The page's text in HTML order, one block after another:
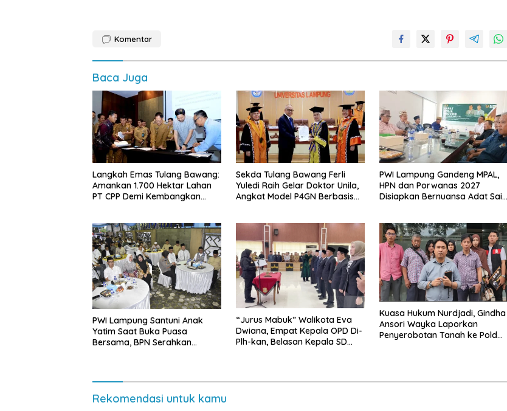
Komentar
Baca Juga
Langkah Emas Tulang Bawang:
Amankan 1.700 Hektar Lahan
PT CPP Demi Kembangkan
Sekda Tulang Bawang Ferli
Yuledi Raih Gelar Doktor Unila,
Angkat Model P4GN Berbasis
PWI Lampung Gandeng MPAL,
HPN dan Porwanas 2027
Disiapkan Bernuansa Adat Sai
PWI Lampung Santuni Anak
Yatim Saat Buka Puasa
Bersama, BPN Serahkan
“Jurus Mabuk” Walikota Eva
Dwiana, Empat Kepala OPD Di-
Plh-kan, Belasan Kepala SD
Kuasa Hukum Nurdjadi, Gindha
Ansori Wayka Laporkan
Penyerobotan Tanah ke Polda
Rekomendasi untuk kamu